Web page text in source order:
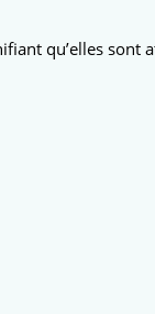
qu’elles sont